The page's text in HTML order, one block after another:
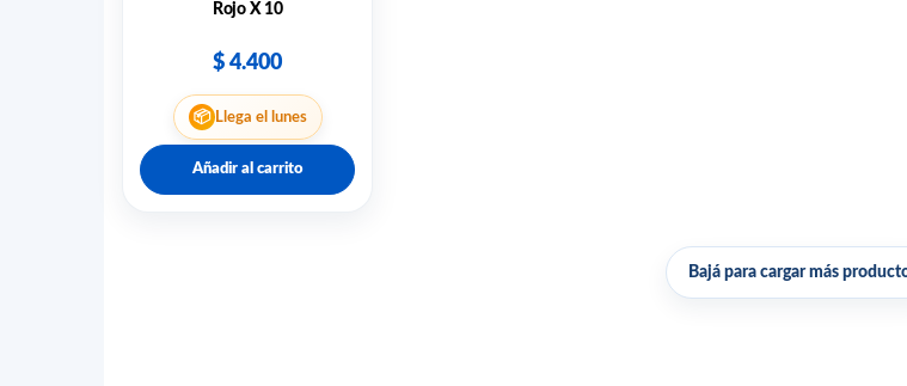
Rojo X 10
$ 4.400
📦 Llega el lunes
Añadir al carrito
Bajá para cargar más